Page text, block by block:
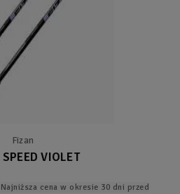
Fizan
VIOLET
Najniższa cena w okresie 30 dni przed